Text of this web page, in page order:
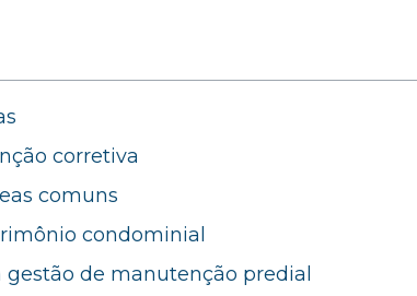
corretiva
comuns
condominial
gestão de manutenção predial